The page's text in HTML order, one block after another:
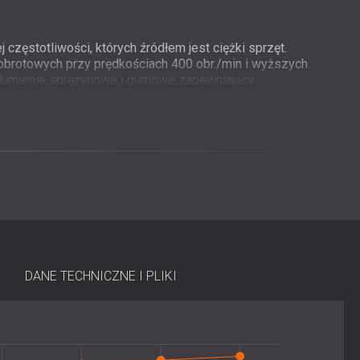
częstotliwości, których źródłem jest ciężki sprzęt.
przy prędkościach 400 obr./min i wyższych.
sprężynowe i gumowe zapewniający
z zabezpieczeniem antykorozyjnym, do
do prostego, wolnostojącego montażu pod
łatwe mocowanie za pomocą śrub M8,
górną śrubę M8, aby uzyskać pożądane
DANE TECHNICZNE I PLIKI